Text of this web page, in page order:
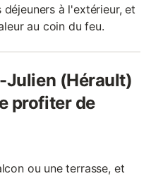
à l'extérieur, et
au coin du feu.
Julien (Hérault)
profiter de
ou une terrasse, et